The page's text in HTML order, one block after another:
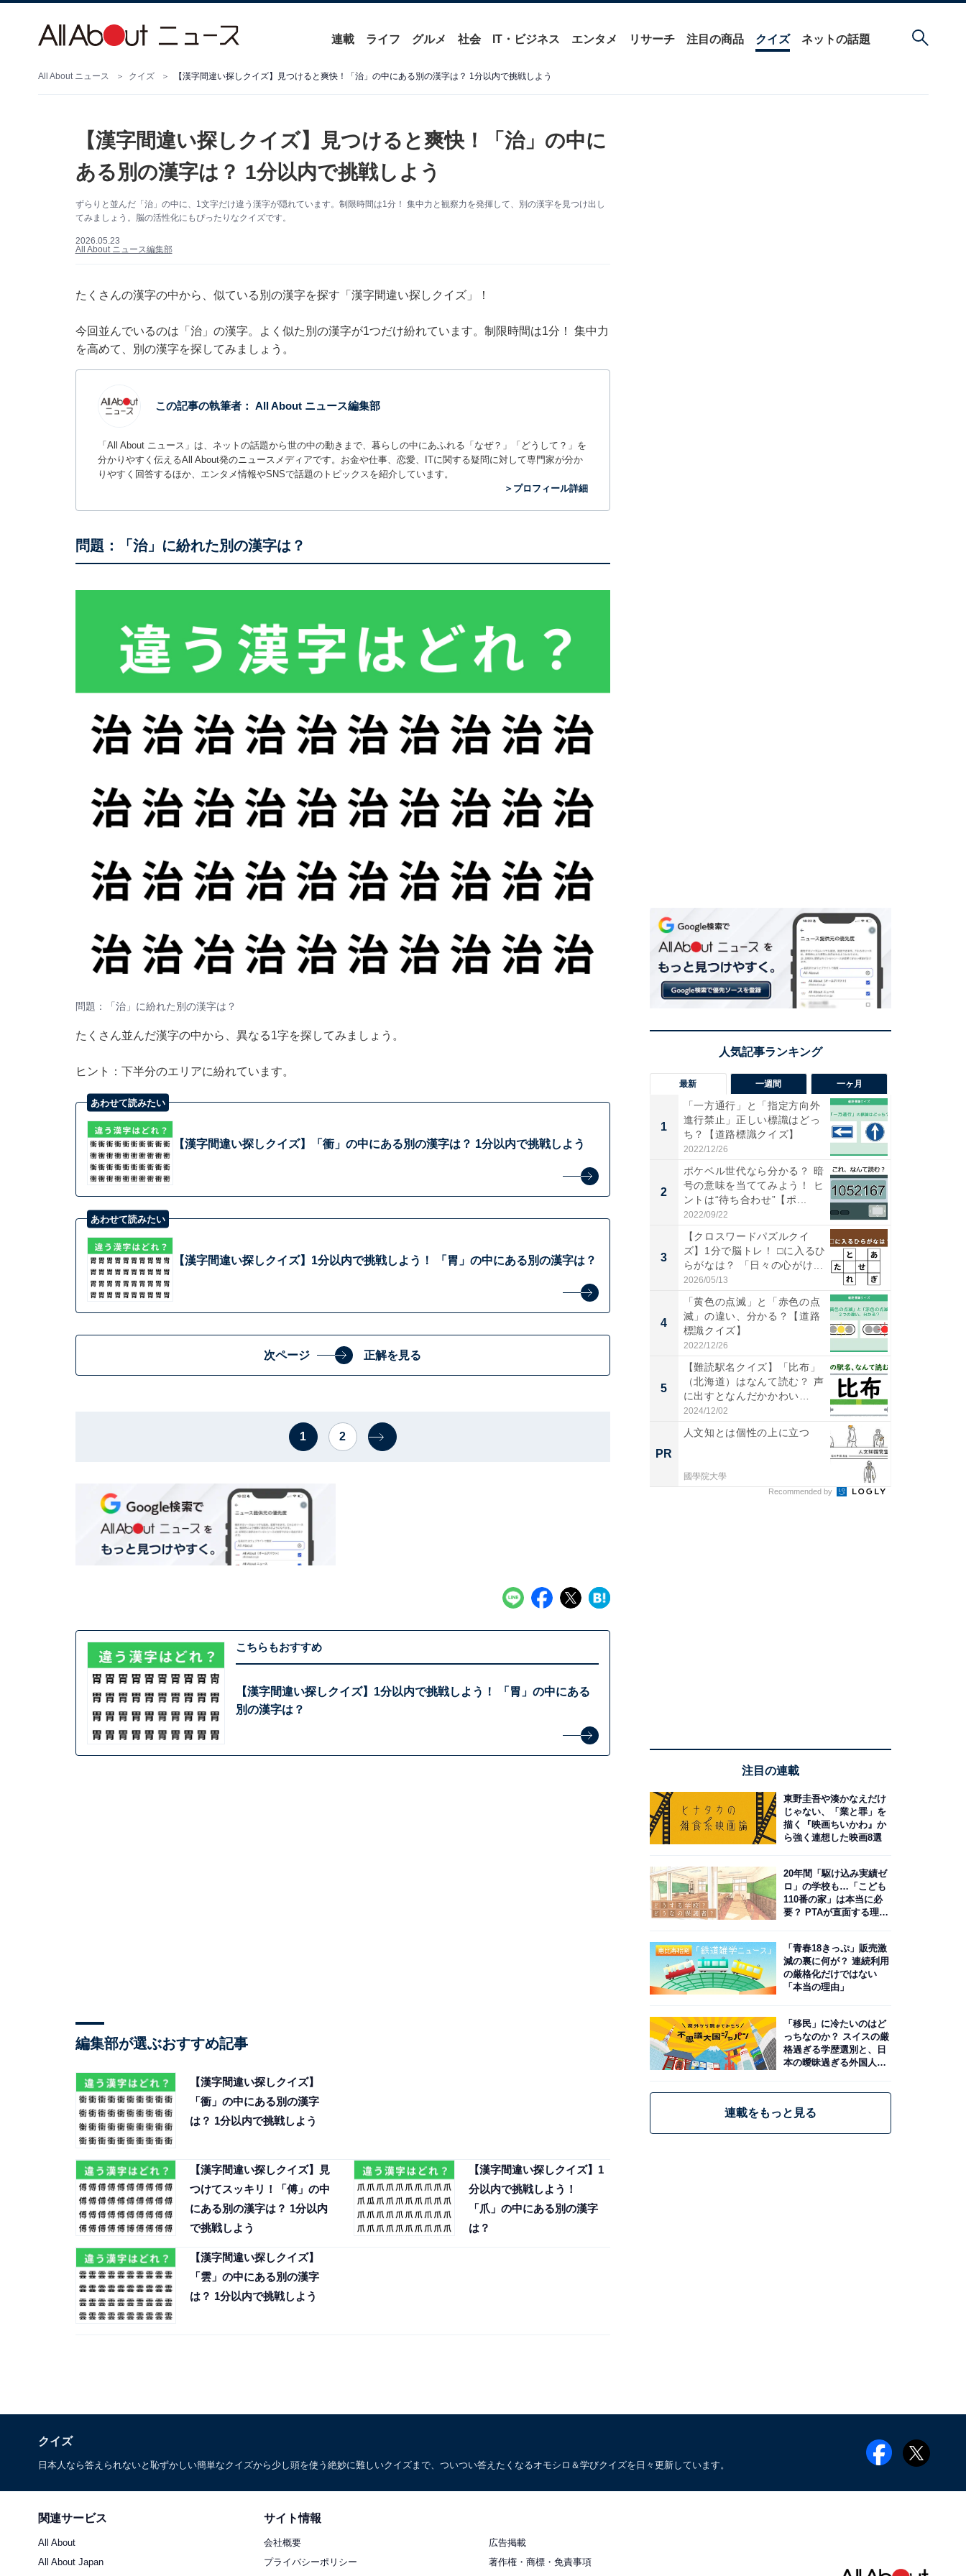
連載 ライフ グルメ 社会 IT・ビジネス エンタメ リサーチ 注目の商品 クイズ ネットの話題
All About ニュース クイズ 【漢字間違い探しクイズ】見つけると爽快！「治」の中にある別の漢字は？ 1分以内で挑戦しよう
【漢字間違い探しクイズ】見つけると爽快！「治」の中に
ある別の漢字は？ 1分以内で挑戦しよう
ずらりと並んだ「治」の中に、1文字だけ違う漢字が隠れています。制限時間は1分！ 集中力と観察力を発揮して、別の漢字を見つけ出し
てみましょう。脳の活性化にもぴったりなクイズです。
2026.05.23
All About ニュース編集部
たくさんの漢字の中から、似ている別の漢字を探す「漢字間違い探しクイズ」！
今回並んでいるのは「治」の漢字。よく似た別の漢字が1つだけ紛れています。制限時間は1分！ 集中力
を高めて、別の漢字を探してみましょう。
この記事の執筆者： All About ニュース編集部
「All About ニュース」は、ネットの話題から世の中の動きまで、暮らしの中にあふれる「なぜ？」「どうして？」を
分かりやすく伝えるAll About発のニュースメディアです。お金や仕事、恋愛、ITに関する疑問に対して専門家が分か
りやすく回答するほか、エンタメ情報やSNSで話題のトピックスを紹介しています。
＞プロフィール詳細
問題：「治」に紛れた別の漢字は？
問題：「治」に紛れた別の漢字は？
たくさん並んだ漢字の中から、異なる1字を探してみましょう。
ヒント：下半分のエリアに紛れています。
あわせて読みたい
【漢字間違い探しクイズ】「衝」の中にある別の漢字は？ 1分以内で挑戦しよう
あわせて読みたい
【漢字間違い探しクイズ】1分以内で挑戦しよう！ 「胃」の中にある別の漢字は？
次ページ 正解を見る
1 2
こちらもおすすめ
【漢字間違い探しクイズ】1分以内で挑戦しよう！ 「胃」の中にある
別の漢字は？
編集部が選ぶおすすめ記事
【漢字間違い探しクイズ】
「衝」の中にある別の漢字
は？ 1分以内で挑戦しよう
【漢字間違い探しクイズ】見
つけてスッキリ！「傅」の中
にある別の漢字は？ 1分以内
で挑戦しよう
【漢字間違い探しクイズ】1
分以内で挑戦しよう！
「爪」の中にある別の漢字
は？
【漢字間違い探しクイズ】
「雲」の中にある別の漢字
は？ 1分以内で挑戦しよう
最新 一週間 一ヶ月
1
「一方通行」と「指定方向外
進行禁止」正しい標識はどっ
ち？【道路標識クイズ】
2022/12/26
2
ポケベル世代なら分かる？ 暗
号の意味を当ててみよう！ ヒ
ントは“待ち合わせ”【ポ...
2022/09/22
3
【クロスワードパズルクイ
ズ】1分で脳トレ！ □に入るひ
らがなは？ 「日々の心がけ...
2026/05/13
4
「黄色の点滅」と「赤色の点
滅」の違い、分かる？【道路
標識クイズ】
2022/12/26
5
【難読駅名クイズ】「比布」
（北海道）はなんて読む？ 声
に出すとなんだかかわい
い…...
2024/12/02
PR
人文知とは個性の上に立つ
國學院大學
Recommended by
注目の連載
東野圭吾や湊かなえだけ
じゃない、「業と罪」を
描く『映画ちいかわ』か
ら強く連想した映画8選
20年間「駆け込み実績ゼ
ロ」の学校も…「こども
110番の家」は本当に必
要？ PTAが直面する理想
「青春18きっぷ」販売激
減の裏に何が？ 連続利用
の厳格化だけではない
「本当の理由」
「移民」に冷たいのはど
っちなのか？ スイスの厳
格過ぎる学歴選別と、日
本の曖昧過ぎる外国人政
連載をもっと見る
クイズ
日本人なら答えられないと恥ずかしい簡単なクイズから少し頭を使う絶妙に難しいクイズまで、ついつい答えたくなるオモシロ＆学びクイズを日々更新しています。
関連サービス
All About
All About Japan
サイト情報
会社概要
広告掲載
プライバシーポリシー
著作権・商標・免責事項